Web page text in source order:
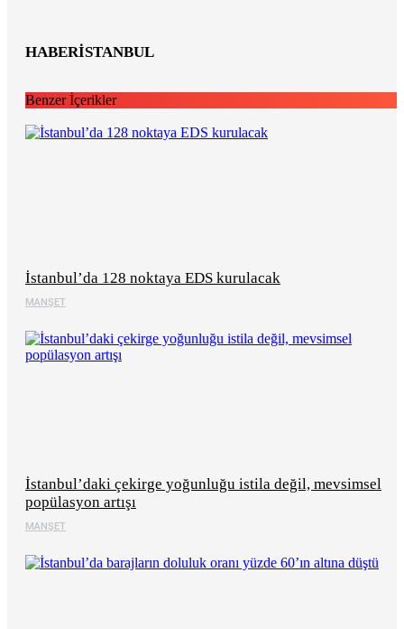
HABERİSTANBUL
Benzer İçerikler
MANŞET
İstanbul’da 128 noktaya EDS kurulacak
MANŞET
İstanbul’daki çekirge yoğunluğu istila değil, mevsimsel
popülasyon artışı